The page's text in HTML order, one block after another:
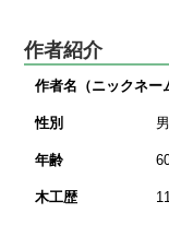
作者紹介
作者名（ニックネー
性別
年齢
木工歴